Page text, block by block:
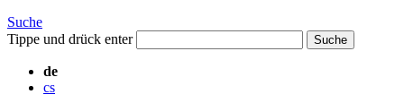
Suche
Tippe und drück enter
Suche
de
cs